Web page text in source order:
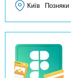
Київ Позняки